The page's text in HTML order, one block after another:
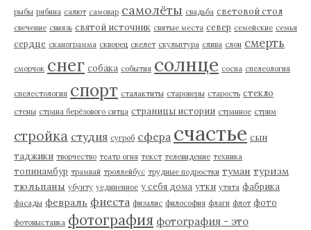
рыбы рябина салют самовар самолёты свадьба световой стол
свечение свиязь святой источник святые места север семейские семья
сердце сканограмма скворец скелет скульптура слива слон смерть
сморчок снег собака события солнце сосна спелеология
спелестология спорт сталактиты староверы старость стекло
стены страна берёзового ситца страницы истории странное стрим
стройка студия сугроб сфера счастье сын
таджики творчество театр огня текст телевидение техника
топинамбур трамвай троллейбус трудные подростки туман туризм
тюльпаны убунту уединенное у себя дома утки утята фабрика
фасады февраль фиеста физалис философия флаги флот фото
фотовыставка фотография фотография - это